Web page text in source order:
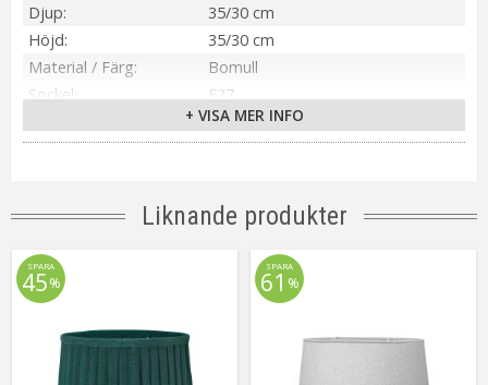
Djup
35/30 cm
Höjd
35/30 cm
Material / Färg
Bomull
Sockel
E27
E27 Ringfäste
Anpassad för
Inomhus
+ VISA MER INFO
Liknande produkter
SPARA
45%
SPARA
61 %